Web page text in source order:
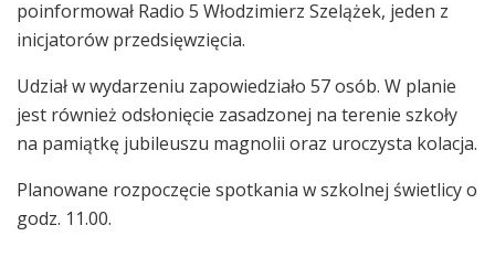
poinformował Radio 5 Włodzimierz Szelążek, jeden z
inicjatorów przedsięwzięcia.
Udział w wydarzeniu zapowiedziało 57 osób. W planie
jest również odsłonięcie zasadzonej na terenie szkoły
na pamiątkę jubileuszu magnolii oraz uroczysta kolacja.
Planowane rozpoczęcie spotkania w szkolnej świetlicy o
godz. 11.00.